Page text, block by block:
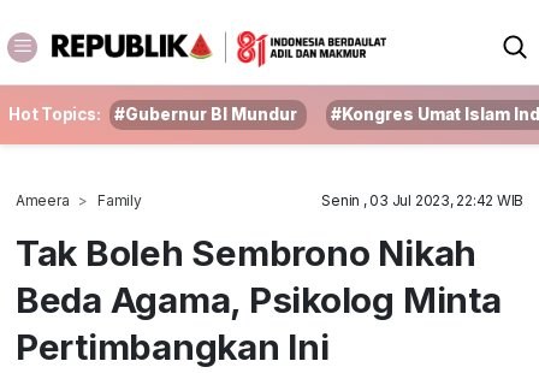
Hot Topics: #Gubernur BI Mundur #Kongres Umat Islam
Ameera Family Senin , 03 Jul 2023, 22:42 WIB
Tak Boleh Sembrono Nikah
Beda Agama, Psikolog Minta
Pertimbangkan Ini